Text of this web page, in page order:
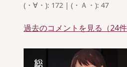
(・∀・): 172 | (・Ａ・): 47
過去のコメントを見る（24